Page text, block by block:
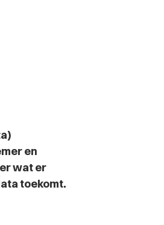
en
wat er
toekomt.